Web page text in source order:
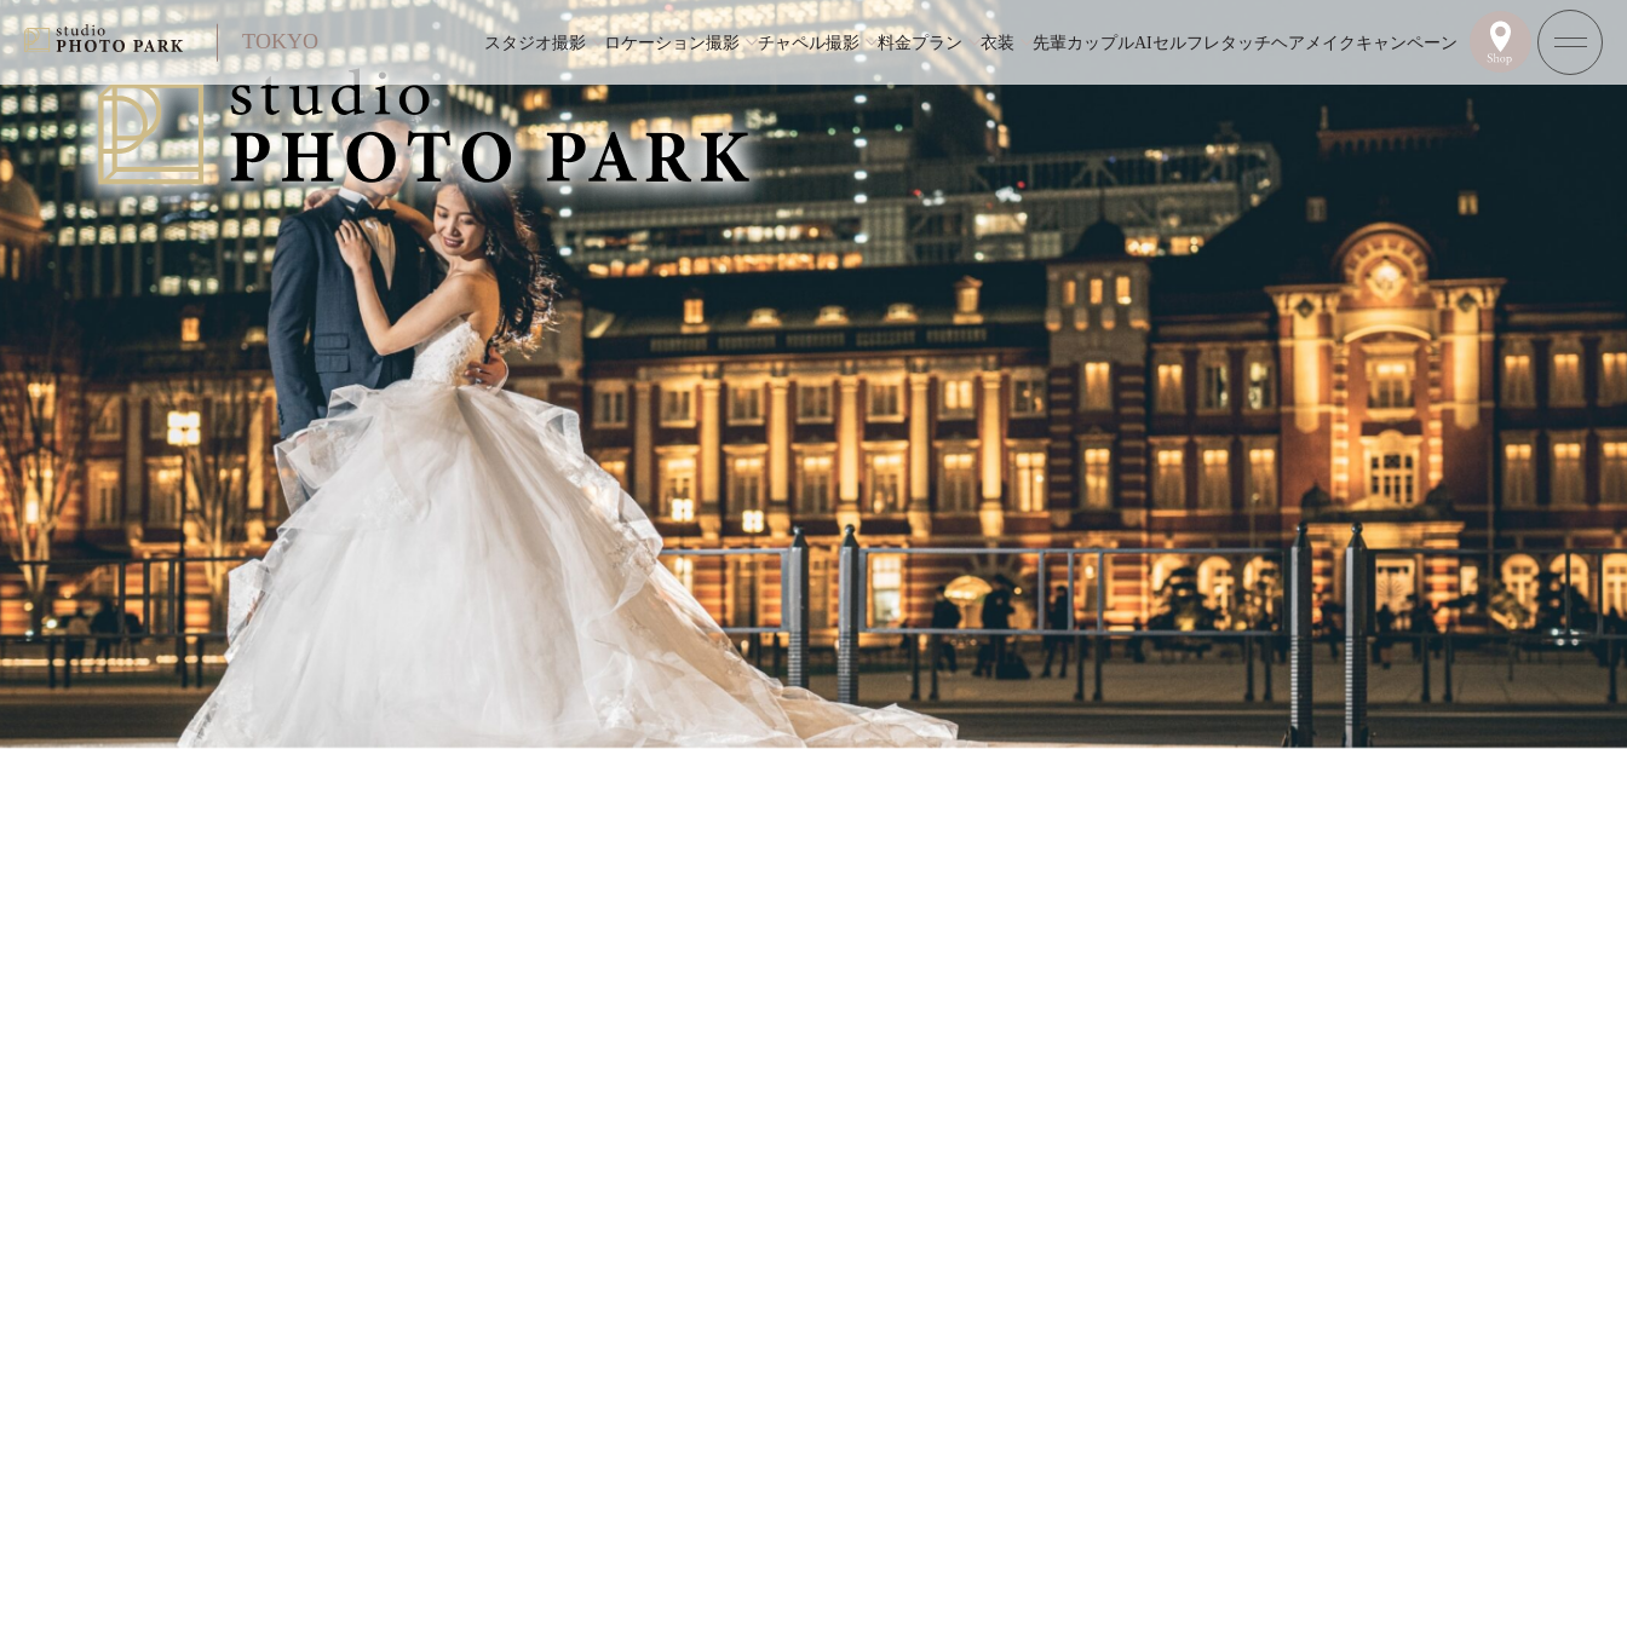
TOKYO スタジオ撮影 ロケーション撮影 チャペル撮影 料金プラン 衣装 先輩カップルAIセルフレタッチヘアメイク キャンペーン